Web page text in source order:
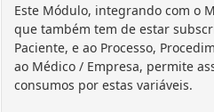
Este Módulo, integrando com o
que também tem de estar
Paciente, e ao Processo,
ao Médico / Empresa, permite
consumos por estas variáveis.